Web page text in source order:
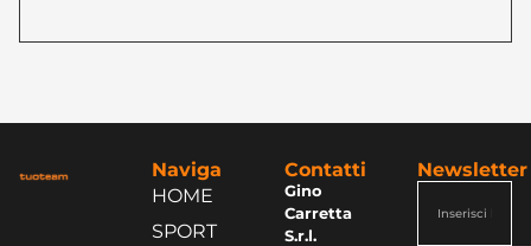
Naviga
HOME
SPORT
Contatti
Gino
Carretta
S.r.l.
Newsletter